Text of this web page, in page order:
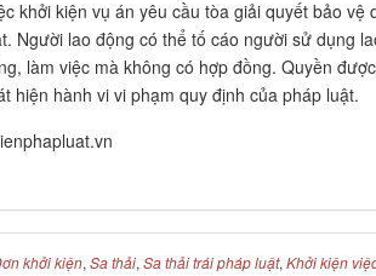
khởi kiện vụ án yêu cầu tòa giải quyết bảo
Người lao động có thể tố cáo người sử dụng
làm việc mà không có hợp đồng. Quyền
hiện hành vi vi phạm quy định của pháp luật.
khởi kiện, Sa thải, Sa thải trái pháp luật, Khởi kiện